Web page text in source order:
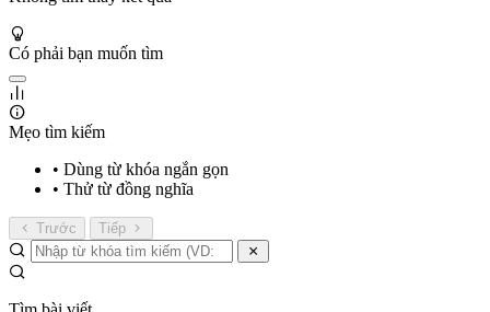
Có phải bạn muốn tìm
Mẹo tìm kiếm
• Dùng từ khóa ngắn gọn
• Thử từ đồng nghĩa
Trước Tiếp